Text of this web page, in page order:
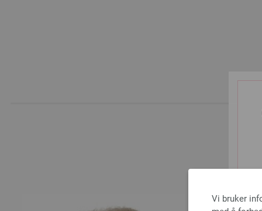
Vi bruker